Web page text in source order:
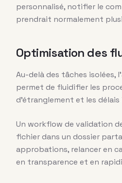
personnalisé, notifier le
prendrait normalement
Optimisation des
Au-delà des tâches isolées,
permet de fluidifier les
d’étranglement et les
Un workflow de validation
fichier dans un dossier
approbations, relancer en
en transparence et en